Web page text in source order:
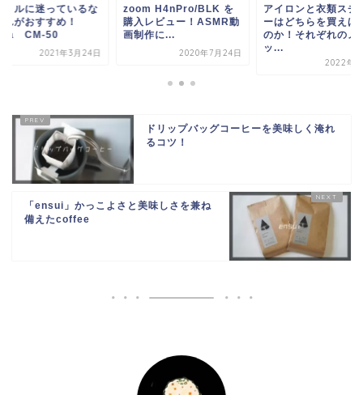
ミルに迷っているな
れがおすすめ！
CM-50
2021年3月24日
zoom H4nPro/BLK を
購入レビュー！ASMR動
画制作に...
2020年7月24日
アイロンと衣類スチ
ーはどちらを買えば
のか！それぞれのメ
ッ...
2022年1
ドリップバッグコーヒーを美味しく淹れ
るコツ！
「ensui」かっこよさと美味しさを兼ね
備えたcoffee